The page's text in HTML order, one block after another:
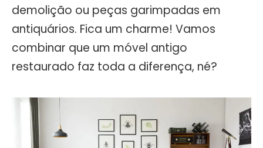
demolição ou peças garimpadas em
antiquários. Fica um charme! Vamos
combinar que um móvel antigo
restaurado faz toda a diferença, né?